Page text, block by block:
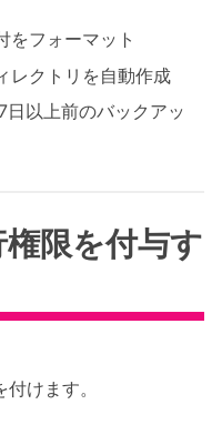
をフォーマット
レクトリを自動作成
日以上前のバックアッ
限を付与す
けます。